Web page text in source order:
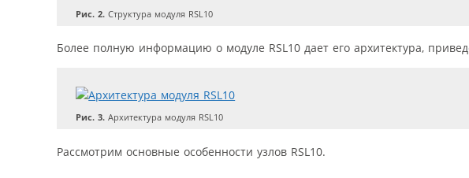
Рис. 2. Структура модуля RSL10
Более полную информацию о модуле RSL10 дает его архитектура,
Рис. 3. Архитектура модуля RSL10
Рассмотрим основные особенности узлов RSL10.